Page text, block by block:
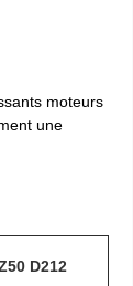
moteurs
une
D212